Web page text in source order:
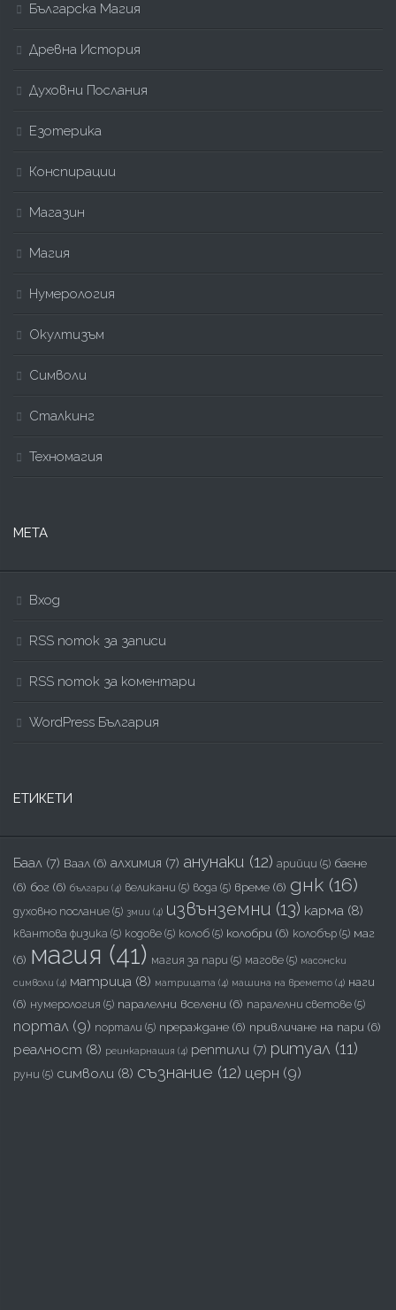
Българска Магия
Древна История
Духовни Послания
Езотерика
Конспирации
Магазин
Магия
Нумерология
Окултизъм
Символи
Сталкинг
Техномагия
МЕТА
Вход
RSS поток за записи
RSS поток за коментари
WordPress България
ЕТИКЕТИ
Баал (7) Ваал (6) алхимия (7) анунаки (12) арийци (5) баене
(6) бог (6) българи (4) великани (5) вода (5) време (6) днк (16)
духовно послание (5) змии (4) извънземни (13) карма (8)
квантова физика (5) кодове (5) колоб (5) колобри (6) колобър (5) маг
(6) магия (41) магия за пари (5) магове (5) масонски
символи (4) матрица (8) матрицата (4) машина на времето (4) наги
(6) нумерология (5) паралелни вселени (6) паралелни светове (5)
портал (9) портали (5) прераждане (6) привличане на пари (6)
реалност (8) реинкарнация (4) рептили (7) ритуал (11)
руни (5) символи (8) съзнание (12) церн (9)